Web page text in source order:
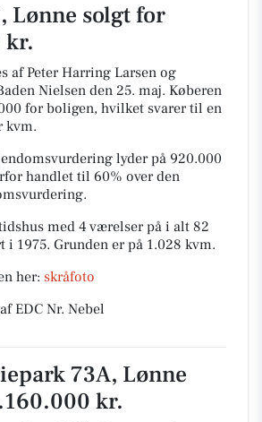
Lønne solgt for
kr.
af Peter Harring Larsen og
Nielsen den 25. maj. Køberen
for boligen, hvilket svarer til en
kvm.
lyder på 920.000
handlet til 60% over den
med 4 værelser på i alt 82
i 1975. Grunden er på 1.028 kvm.
her: skråfoto
EDC Nr. Nebel
73A, Lønne
kr.